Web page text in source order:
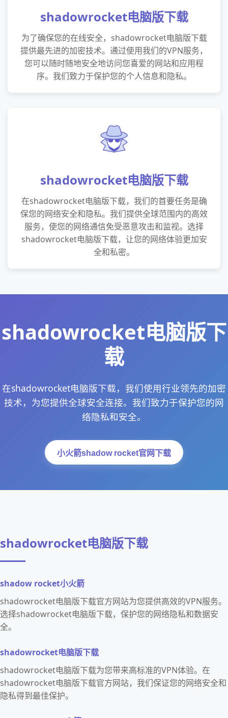
shadowrocket电脑版下载
为了确保您的在线安全，shadowrocket电脑版下载
提供最先进的加密技术。通过使用我们的VPN服务，
您可以随时随地安全地访问您喜爱的网站和应用程
序。我们致力于保护您的个人信息和隐私。
shadowrocket电脑版下载
在shadowrocket电脑版下载，我们的首要任务是确
保您的网络安全和隐私。我们提供全球范围内的高效
服务，使您的网络通信免受恶意攻击和监视。选择
shadowrocket电脑版下载，让您的网络体验更加安
全和私密。
shadowrocket电脑版下
载
在shadowrocket电脑版下载，我们使用行业领先的加密
技术，为您提供全球安全连接。我们致力于保护您的网
络隐私和安全。
小火箭shadow rocket官网下载
shadowrocket电脑版下载
shadow rocket小火箭
shadowrocket电脑版下载官方网站为您提供高效的VPN服务。
选择shadowrocket电脑版下载，保护您的网络隐私和数据安
全。
shadowrocket电脑版下载
shadowrocket电脑版下载为您带来高标准的VPN体验。在
shadowrocket电脑版下载官方网站，我们保证您的网络安全和
隐私得到最佳保护。